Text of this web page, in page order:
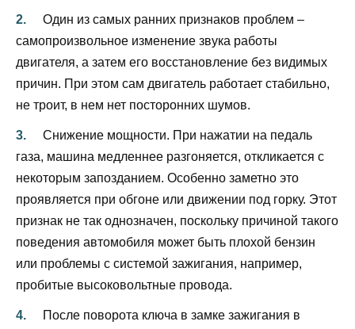
Один из самых ранних признаков проблем –
самопроизвольное изменение звука работы
двигателя, а затем его восстановление без видимых
причин. При этом сам двигатель работает стабильно,
не троит, в нем нет посторонних шумов.
Снижение мощности. При нажатии на педаль
газа, машина медленнее разгоняется, откликается с
некоторым запозданием. Особенно заметно это
проявляется при обгоне или движении под горку. Этот
признак не так однозначен, поскольку причиной такого
поведения автомобиля может быть плохой бензин
или проблемы с системой зажигания, например,
пробитые высоковольтные провода.
После поворота ключа в замке зажигания в